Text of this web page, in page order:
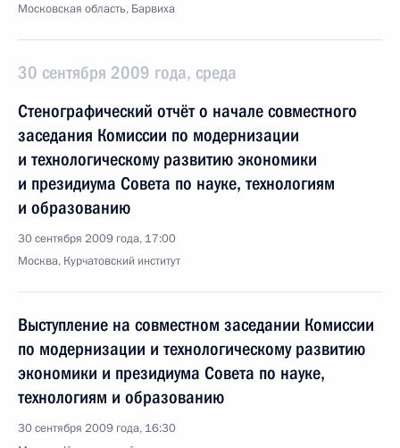
Московская область, Барвиха
30 сентября 2009 года, среда
Стенографический отчёт о начале совместного
заседания Комиссии по модернизации
и технологическому развитию экономики
и президиума Совета по науке, технологиям
и образованию
30 сентября 2009 года, 17:00
Москва, Курчатовский институт
Выступление на совместном заседании Комиссии
по модернизации и технологическому развитию
экономики и президиума Совета по науке,
технологиям и образованию
30 сентября 2009 года, 16:30